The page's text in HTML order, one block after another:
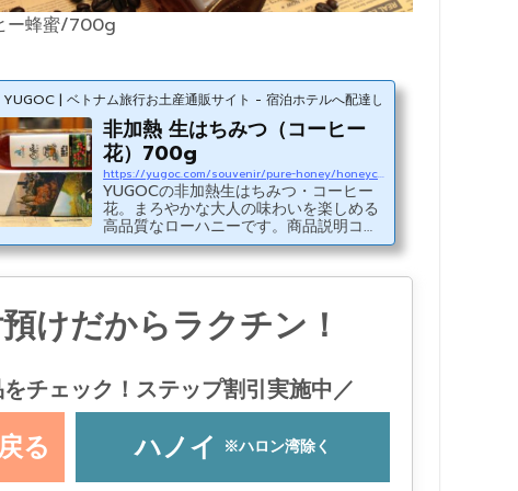
ー蜂蜜/700g
YUGOC | ベトナム旅行お土産通販サイト - 宿泊ホテルへ配達します
非加熱 生はちみつ（コーヒー
花）700g
https://yugoc.com/souvenir/pure-honey/honeycoffee700g
YUGOCの非加熱生はちみつ・コーヒー
花。まろやかな大人の味わいを楽しめる
高品質なローハニーです。商品説明コー
ヒー花の特徴ある食べやすい味から、調
味料として使うよりは、毎日スプーンで
2杯の健康食として食べるのがおすす
んでくれる生はちみつを500mlのワイン
ボトルに淹れた大容量タイプ。お土産と
しての贈り物よりは、自分や家族用に買
ツのシロップとしてユーゴックで仕入れ
たコーヒー花の蜂蜜の特徴は、他の国で
採れる蜂蜜よりもすっきりとした味わ
けだからラクチン！
チェック！ステップ割引実施中／
る ハノイ ※ハロン湾除く